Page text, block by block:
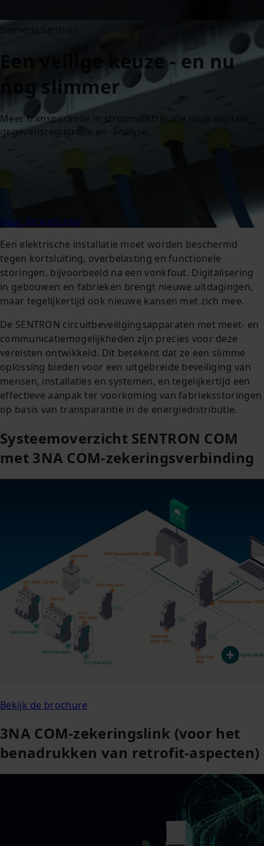
Siemens Sentron
Een veilige keuze - en nu
nog slimmer
Meer transparantie in stroomdistributie door digitale
gegevensregistratie en -analyse.
Naar de webshop
Een elektrische installatie moet worden beschermd
tegen kortsluiting, overbelasting en functionele
storingen, bijvoorbeeld na een vonkfout. Digitalisering
in gebouwen en fabrieken brengt nieuwe uitdagingen,
maar tegelijkertijd ook nieuwe kansen met zich mee.
De SENTRON circuitbeveiligingsapparaten met meet- en
communicatiemogelijkheden zijn precies voor deze
vereisten ontwikkeld. Dit betekent dat ze een slimme
oplossing bieden voor een uitgebreide beveiliging van
mensen, installaties en systemen, en tegelijkertijd een
effectieve aanpak ter voorkoming van fabrieksstoringen
op basis van transparantie in de energiedistributie.
Systeemoverzicht SENTRON COM
met 3NA COM-zekeringsverbinding
Bekijk de brochure
3NA COM-zekeringslink (voor het
benadrukken van retrofit-aspecten)